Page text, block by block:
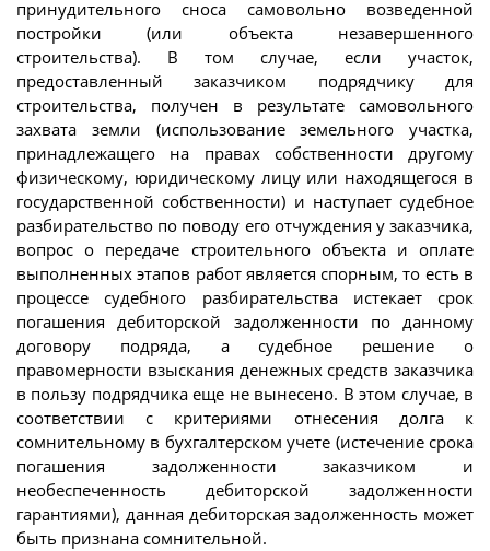
принудительного сноса самовольно возведенной
постройки (или объекта незавершенного
строительства). В том случае, если участок,
предоставленный заказчиком подрядчику для
строительства, получен в результате самовольного
захвата земли (использование земельного участка,
принадлежащего на правах собственности другому
физическому, юридическому лицу или находящегося в
государственной собственности) и наступает судебное
разбирательство по поводу его отчуждения у заказчика,
вопрос о передаче строительного объекта и оплате
выполненных этапов работ является спорным, то есть в
процессе судебного разбирательства истекает срок
погашения дебиторской задолженности по данному
договору подряда, а судебное решение о
правомерности взыскания денежных средств заказчика
в пользу подрядчика еще не вынесено. В этом случае, в
соответствии с критериями отнесения долга к
сомнительному в бухгалтерском учете (истечение срока
погашения задолженности заказчиком и
необеспеченность дебиторской задолженности
гарантиями), данная дебиторская задолженность может
быть признана сомнительной.